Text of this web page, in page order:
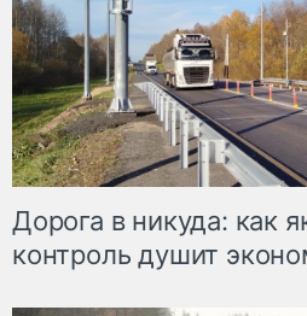
Дорога в никуда: как
контроль душит